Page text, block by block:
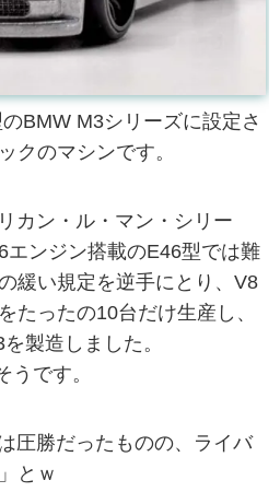
BMW M3シリーズに設定さ
クのマシンです。
カン・ル・マン・シリー
エンジン搭載のE46型では難
緩い規定を逆手にとり、V8
たったの10台だけ生産し、
製造しました。
うです。
圧勝だったものの、ライバ
とｗ